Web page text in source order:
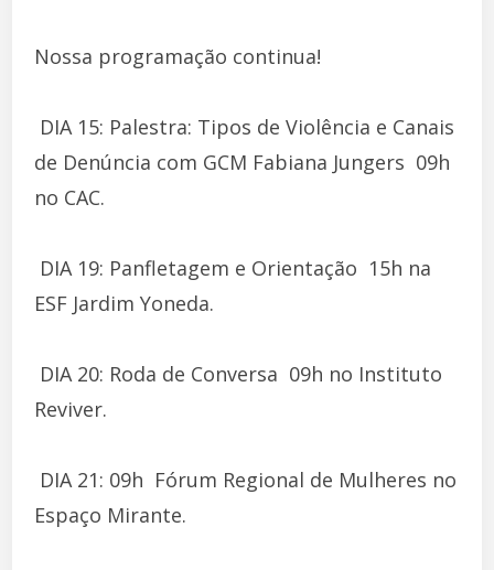
Nossa programação continua!
 DIA 15: Palestra: Tipos de Violência e Canais
de Denúncia com GCM Fabiana Jungers  09h
no CAC.
 DIA 19: Panfletagem e Orientação  15h na
ESF Jardim Yoneda.
 DIA 20: Roda de Conversa  09h no Instituto
Reviver.
 DIA 21: 09h  Fórum Regional de Mulheres no
Espaço Mirante.